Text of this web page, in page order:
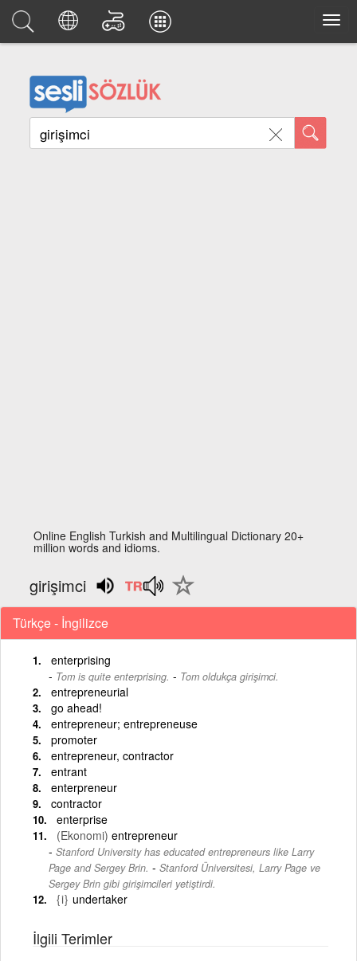
Online English Turkish and Multilingual Dictionary 20+
million words and idioms.
girişimci
Türkçe - İngilizce
enterprising
Tom is quite enterprising. - Tom oldukça girişimci.
entrepreneurial
go ahead!
entrepreneur; entrepreneuse
promoter
entrepreneur, contractor
entrant
enterpreneur
contractor
enterprise
(Ekonomi) entrepreneur
Stanford University has educated entrepreneurs like Larry
Page and Sergey Brin. - Stanford Üniversitesi, Larry Page ve
Sergey Brin gibi girişimcileri yetiştirdi.
{i} undertaker
İlgili Terimler